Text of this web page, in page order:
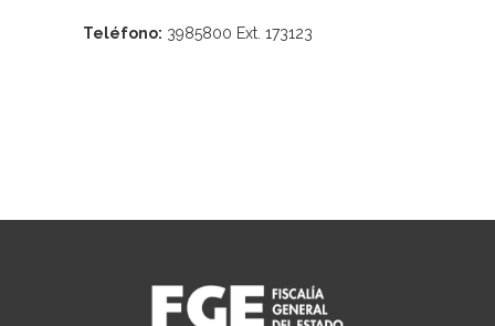
Teléfono: 3985800 Ext. 173123